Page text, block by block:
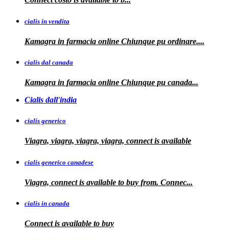
cialis in vendita
Kamagra in farmacia online Chiunque pu ordinare....
cialis dal canada
Kamagra in farmacia online Chiunque pu canada...
Cialis dall'india
cialis generico
Viagra, viagra, viagra, viagra, connect is available
cialis generico canadese
Viagra, connect is available to buy from. Connec...
cialis in canada
Connect is available to buy